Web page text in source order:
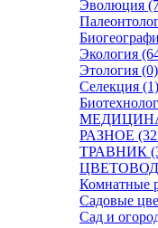
Эволюция
Экология
Этология (0)
Селекция (1)
РАЗНОЕ
ТРАВНИК
ЦВЕТОВОД
Комнатные
Садовые
Сад и